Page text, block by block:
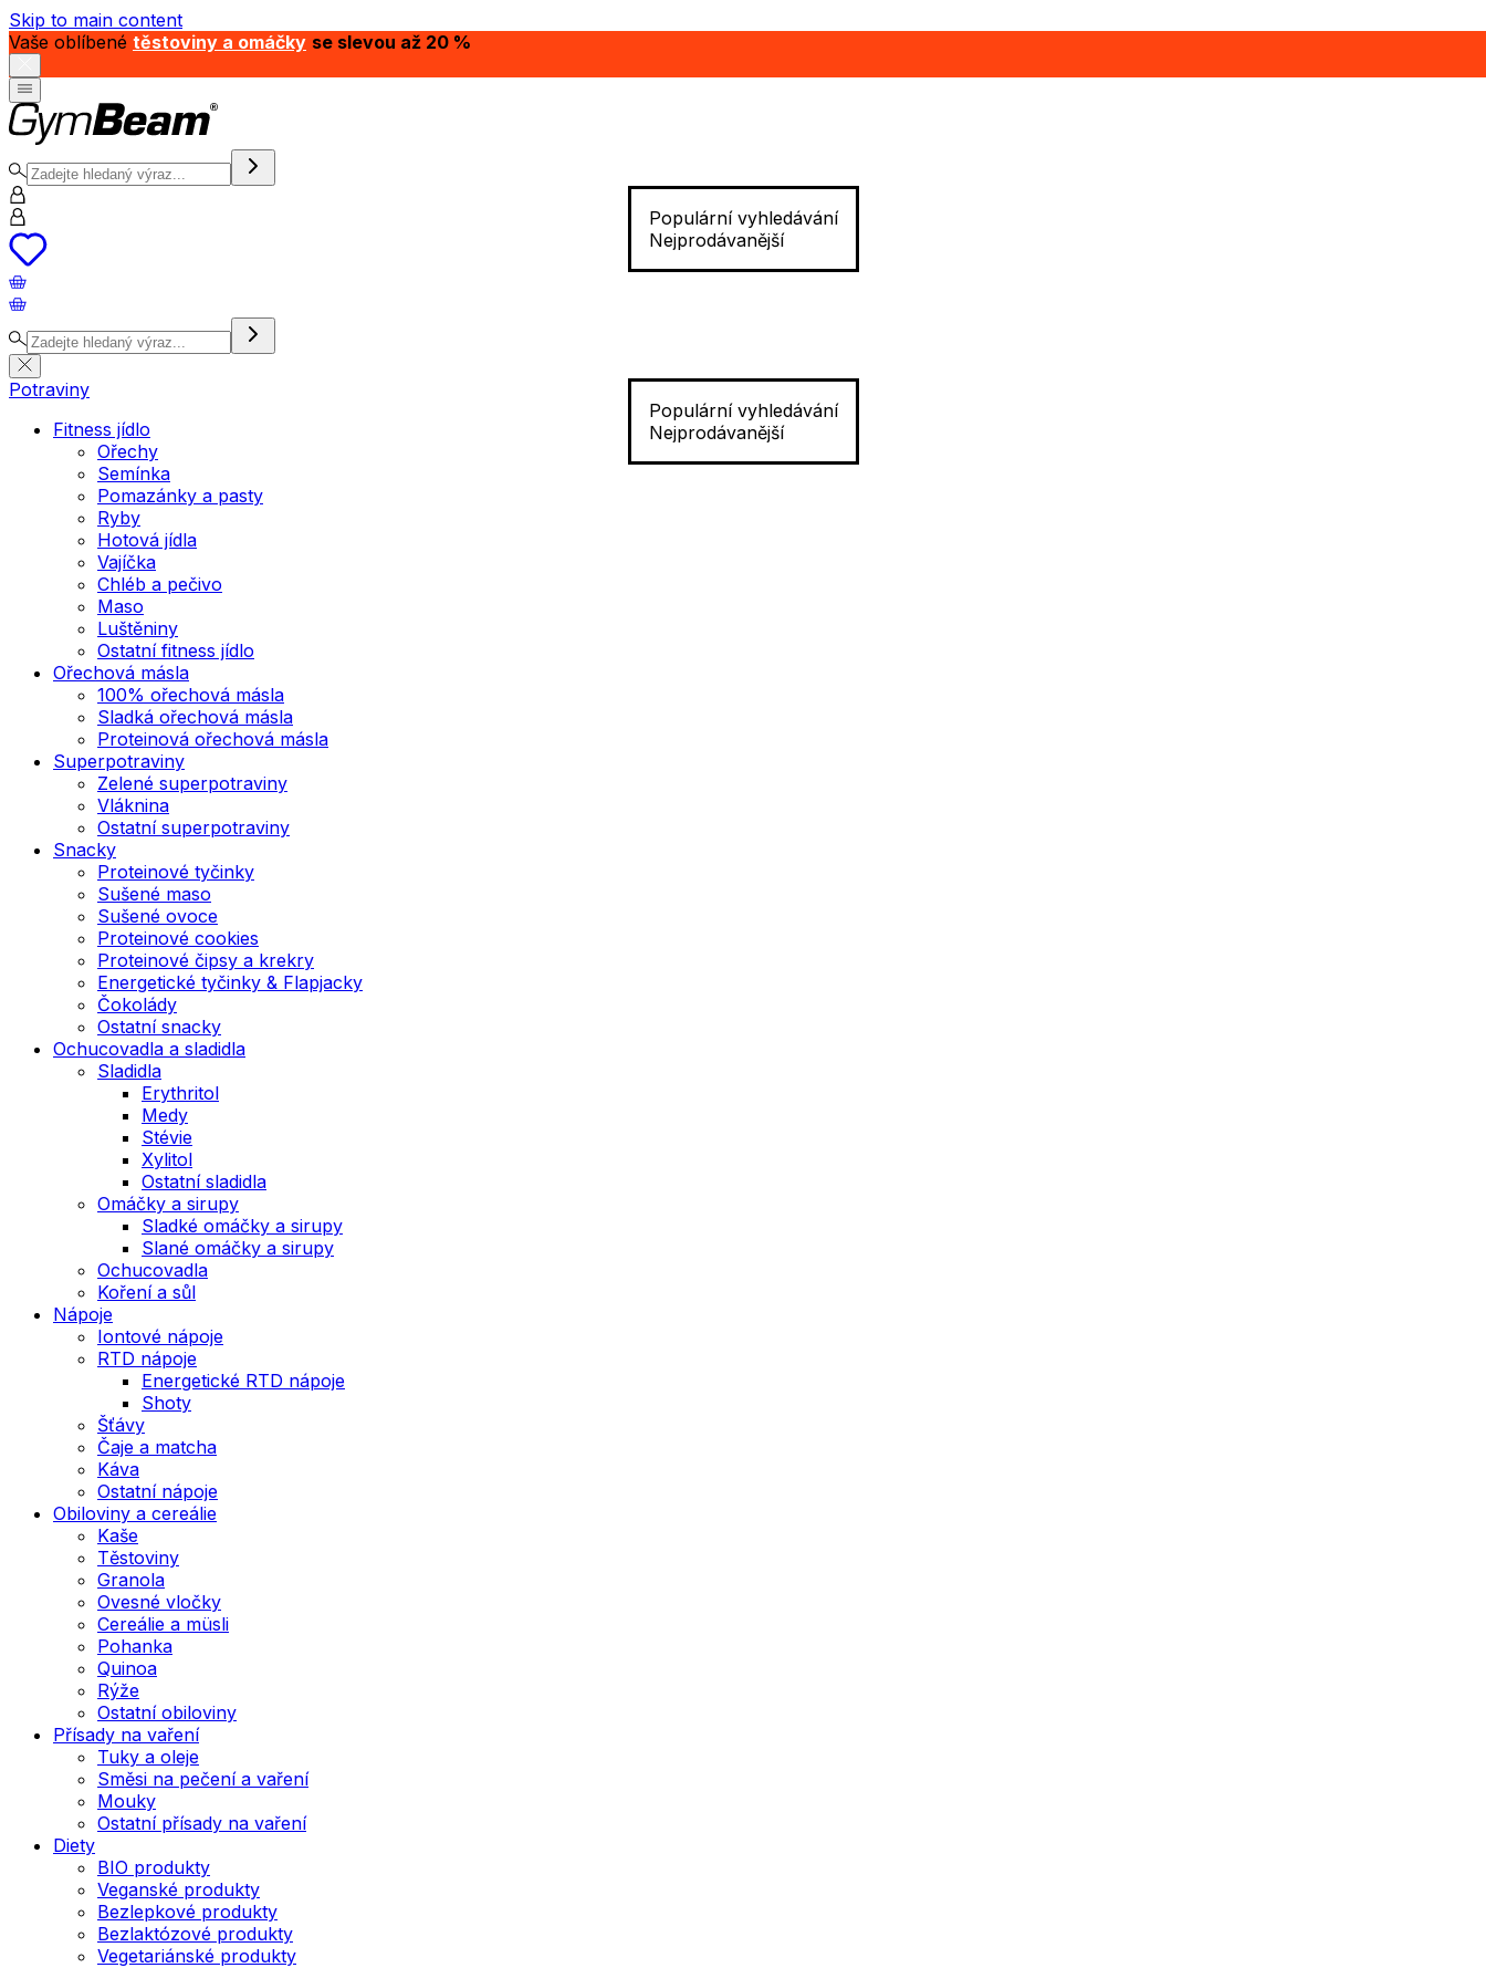
Skip to main content
Vaše oblíbené těstoviny a omáčky se slevou až 20 %
Populární vyhledávání
Nejprodávanější
Populární vyhledávání
Nejprodávanější
Potraviny
Fitness jídlo
Ořechy
Semínka
Pomazánky a pasty
Ryby
Hotová jídla
Vajíčka
Chléb a pečivo
Maso
Luštěniny
Ostatní fitness jídlo
Ořechová másla
100% ořechová másla
Sladká ořechová másla
Proteinová ořechová másla
Superpotraviny
Zelené superpotraviny
Vláknina
Ostatní superpotraviny
Snacky
Proteinové tyčinky
Sušené maso
Sušené ovoce
Proteinové cookies
Proteinové čipsy a krekry
Energetické tyčinky & Flapjacky
Čokolády
Ostatní snacky
Ochucovadla a sladidla
Sladidla
Erythritol
Medy
Stévie
Xylitol
Ostatní sladidla
Omáčky a sirupy
Sladké omáčky a sirupy
Slané omáčky a sirupy
Ochucovadla
Koření a sůl
Nápoje
Iontové nápoje
RTD nápoje
Energetické RTD nápoje
Shoty
Šťávy
Čaje a matcha
Káva
Ostatní nápoje
Obiloviny a cereálie
Kaše
Těstoviny
Granola
Ovesné vločky
Cereálie a müsli
Pohanka
Quinoa
Rýže
Ostatní obiloviny
Přísady na vaření
Tuky a oleje
Směsi na pečení a vaření
Mouky
Ostatní přísady na vaření
Diety
BIO produkty
Veganské produkty
Bezlepkové produkty
Bezlaktózové produkty
Vegetariánské produkty